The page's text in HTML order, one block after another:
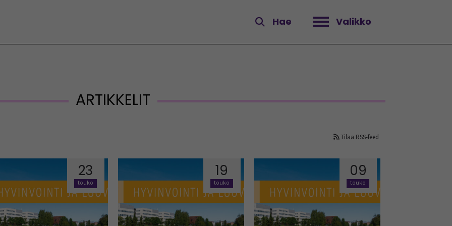
Hae Valikko
Avaa valikko
ARTIKKELIT
Tilaa RSS-feed
23
touko
19
touko
09
touko